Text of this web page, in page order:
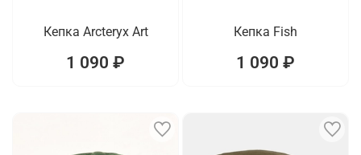
Кепка Arcteryx Art
1 090 ₽
Кепка Fish
1 090 ₽